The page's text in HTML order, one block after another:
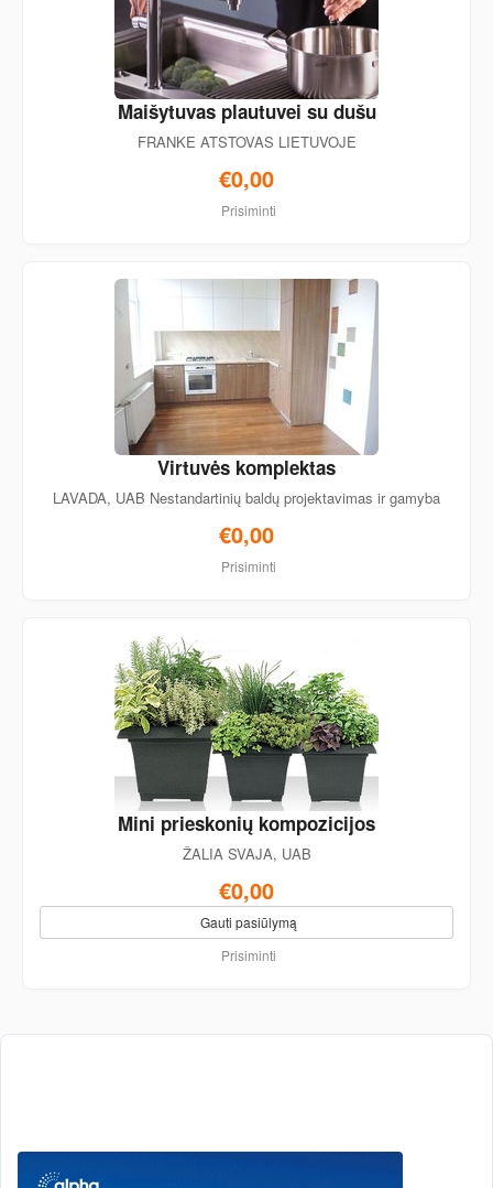
Maišytuvas plautuvei su dušu
FRANKE ATSTOVAS LIETUVOJE
€0,00
Prisiminti
Virtuvės komplektas
LAVADA, UAB Nestandartinių baldų projektavimas ir gamyba
€0,00
Prisiminti
Mini prieskonių kompozicijos
ŽALIA SVAJA, UAB
€0,00
Gauti pasiūlymą
Prisiminti